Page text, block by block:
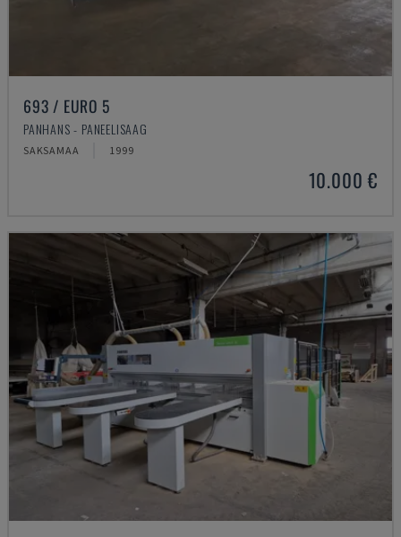
693 / EURO 5
PANHANS - PANEELISAAG
SAKSAMAA 1999
10.000 €